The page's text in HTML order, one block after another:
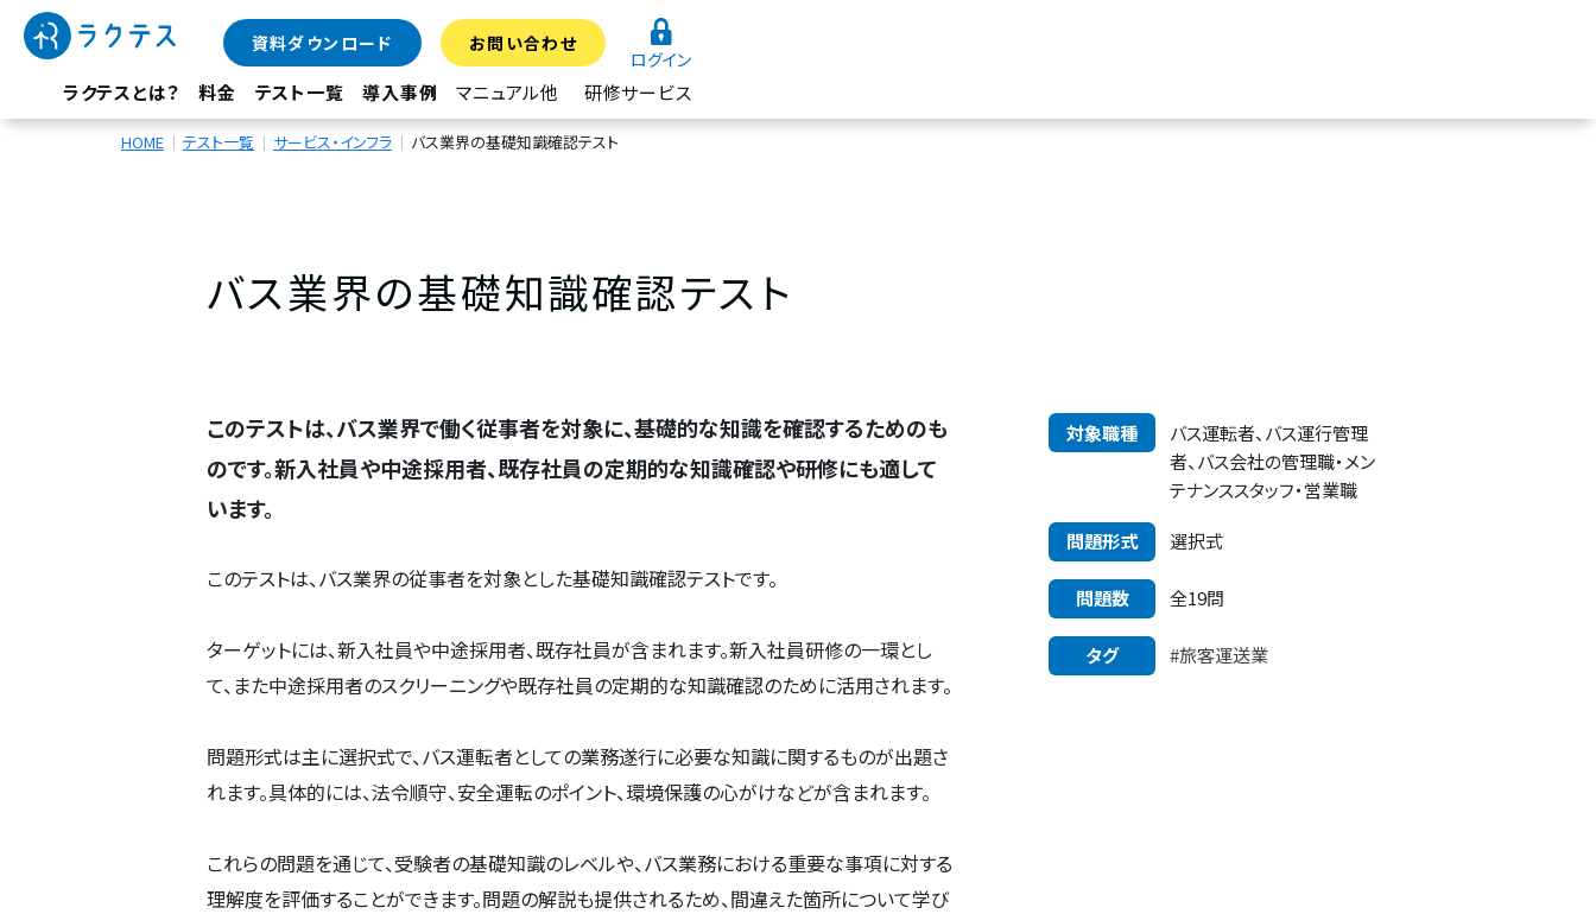
ラクテスとは？ 料金 テスト一覧 導入事例 マニュアル他 研修サービス
資料ダウンロード お問い合わせ
ログイン
HOME テスト一覧 サービス・インフラ バス業界の基礎知識確認テスト
バス業界の基礎知識確認テスト
このテストは、バス業界で働く従事者を対象に、基礎的な知識を確認するためのも
のです。新入社員や中途採用者、既存社員の定期的な知識確認や研修にも適して
います。
このテストは、バス業界の従事者を対象とした基礎知識確認テストです。
ターゲットには、新入社員や中途採用者、既存社員が含まれます。新入社員研修の一環とし
て、また中途採用者のスクリーニングや既存社員の定期的な知識確認のために活用されます。
問題形式は主に選択式で、バス運転者としての業務遂行に必要な知識に関するものが出題さ
れます。具体的には、法令順守、安全運転のポイント、環境保護の心がけなどが含まれます。
これらの問題を通じて、受験者の基礎知識のレベルや、バス業務における重要な事項に対する
理解度を評価することができます。問題の解説も提供されるため、間違えた箇所について学び
対象職種
バス運転者、バス運行管理
者、バス会社の管理職・メン
テナンススタッフ・営業職
問題形式 選択式
問題数 全19問
タグ #旅客運送業